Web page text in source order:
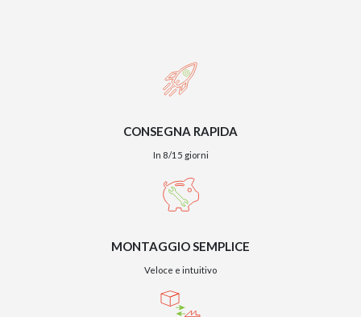
CONSEGNA RAPIDA
In 8/15 giorni
MONTAGGIO SEMPLICE
Veloce e intuitivo